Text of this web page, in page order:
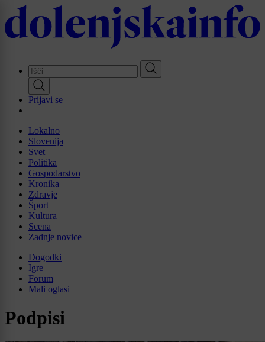
Skip
to
main
Prijavi se
Lokalno
Slovenija
Svet
Politika
Gospodarstvo
Kronika
Zdravje
Šport
Kultura
Scena
Zadnje novice
Dogodki
Igre
Forum
Mali oglasi
Podpisi